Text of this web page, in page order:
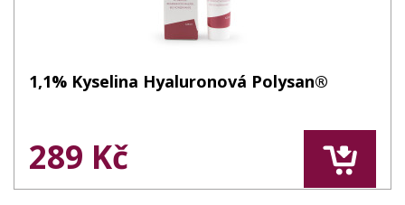
1,1% Kyselina Hyaluronová Polysan®
289 Kč